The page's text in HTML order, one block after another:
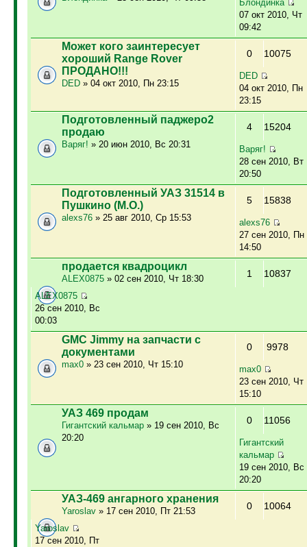
Блондинка
07 окт 2010, Чт
09:42
Может кого заинтересует
хороший Range Rover
ПРОДАНО!!!
DED» 04 окт 2010, Пн 23:15
0 10075
DED
04 окт 2010, Пн
23:15
Подготовленный паджеро2
продаю
Варяг! » 20 июн 2010, Вс 20:31
4 15204
Варяг!
28 сен 2010, Вт
20:50
Подготовленный УАЗ 31514 в
Пушкино (М.О.)
alexs76» 25 авг 2010, Ср 15:53
5 15838
alexs76
27 сен 2010, Пн
14:50
продается квадроцикл
ALEX0875» 02 сен 2010, Чт 18:30 1 10837
ALEX0875
26 сен 2010, Вс
00:03
GMC Jimmy на запчасти с
документами
max0» 23 сен 2010, Чт 15:10
0 9978
max0
23 сен 2010, Чт
15:10
УАЗ 469 продам
Гигантский кальмар» 19 сен 2010, Вс
20:20
0 11056
Гигантский
кальмар
19 сен 2010, Вс
20:20
УАЗ-469 ангарного хранения
Yaroslav» 17 сен 2010, Пт 21:53 0 10064
Yaroslav
17 сен 2010, Пт